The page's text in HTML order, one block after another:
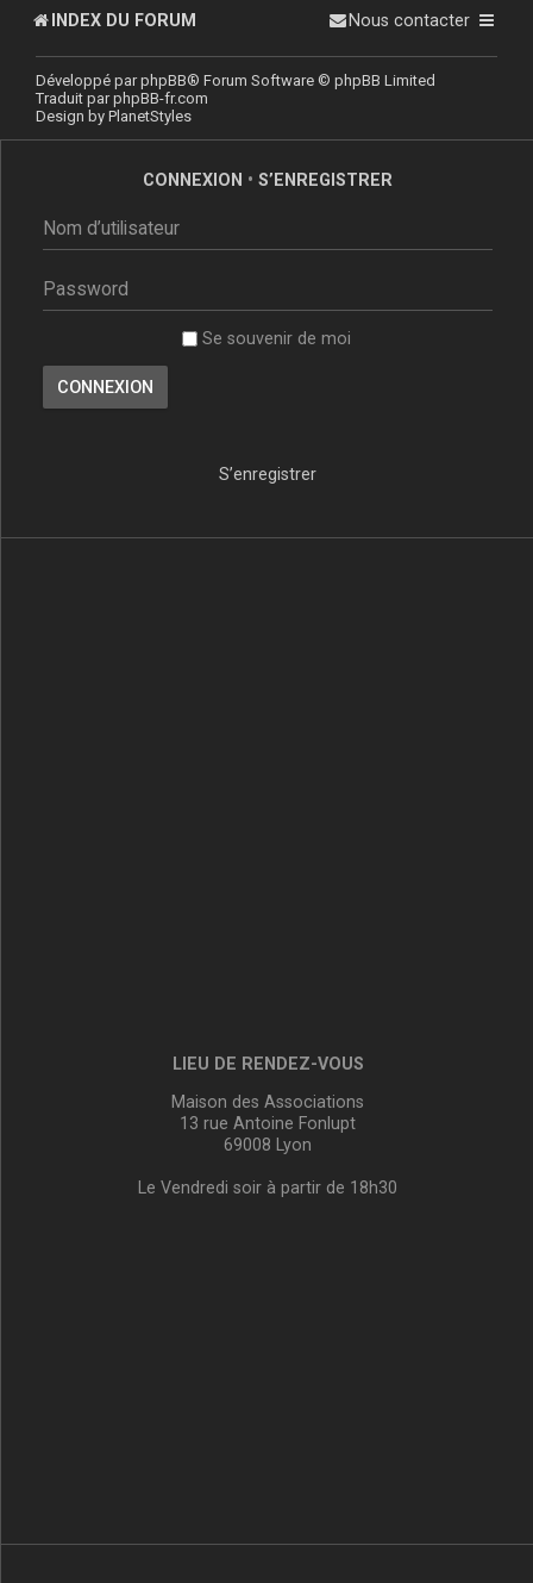
INDEX DU FORUM Nous contacter
Développé parphpBB® Forum Software © phpBB Limited
Traduit parphpBB-fr.com
Design by PlanetStyles
CONNEXION • S’ENREGISTRER
Se souvenir de moi
S’enregistrer
LIEU DE RENDEZ-VOUS
Maison des Associations
13 rue Antoine Fonlupt
69008 Lyon
Le Vendredi soir à partir de 18h30